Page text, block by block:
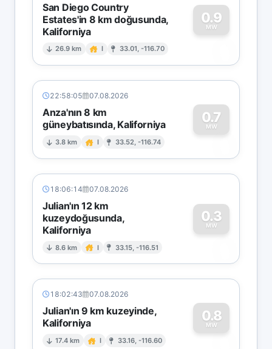
San Diego Country
Estates'in 8 km doğusunda,
Kaliforniya
26.9 km I 33.01, -116.70
0.9
MW
0
22:58:05 07.08.2026
Anza'nın 8 km
güneybatısında, Kaliforniya
3.8 km I 33.52, -116.74
0.7
MW
0
18:06:14 07.08.2026
Julian'ın 12 km
kuzeydoğusunda,
Kaliforniya
8.6 km I 33.15, -116.51
0.3
MW
0
18:02:43 07.08.2026
Julian'ın 9 km kuzeyinde,
Kaliforniya
17.4 km I 33.16, -116.60
0.8
MW